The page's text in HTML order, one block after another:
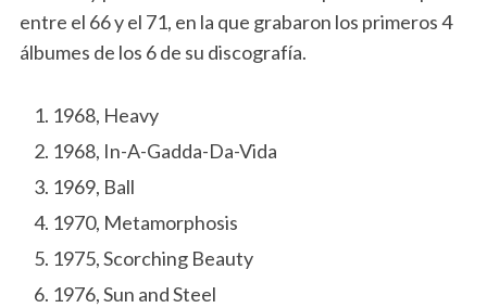
entre el 66 y el 71, en la que grabaron los primeros 4
álbumes de los 6 de su discografía.
1968, Heavy
1968, In-A-Gadda-Da-Vida
1969, Ball
1970, Metamorphosis
1975, Scorching Beauty
1976, Sun and Steel